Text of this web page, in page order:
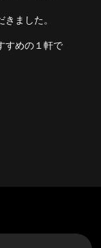
ました。
すめの１軒で